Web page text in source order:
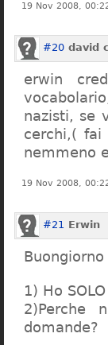
19 Nov 2008,
#20 david
erwin
nazisti, se
cerchi,(
nemmeno
19 Nov 2008,
#21 Erwin
1) Ho
2)Perche
domande?